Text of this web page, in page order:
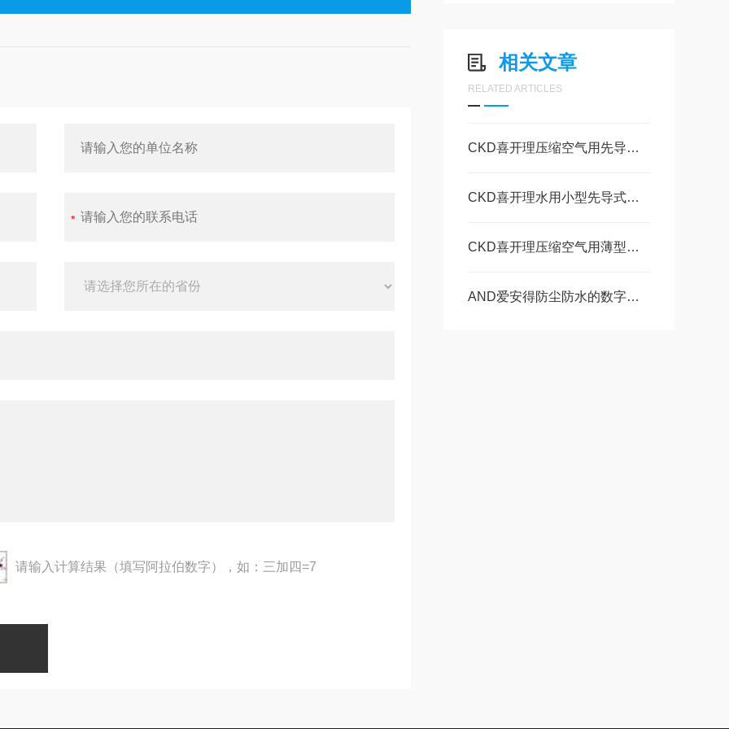
相关文章
RELATED ARTICLES
CKD喜开理压缩空气用先导式2通电磁阀 EXA・GEXA的特点
CKD喜开理水用小型先导式电磁阀FWD的功能
CKD喜开理压缩空气用薄型先导式 2通电磁阀SP的特点
AND爱安得防尘防水的数字测量仪 SL-30KWP的操作使用
请输入计算结果（填写阿拉伯数字），如：三加四=7